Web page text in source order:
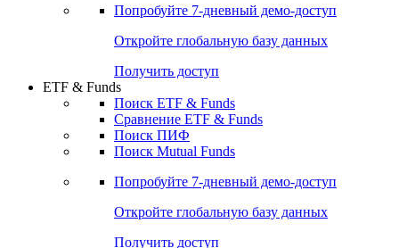
Получить доступ
Поиск кредитов
Попробуйте7-дневный
Откройте глобальную базу данных
Получить доступ
ETF & Funds
Сравнение ETF & Funds
Поиск Mutual Funds
Попробуйте7-дневный